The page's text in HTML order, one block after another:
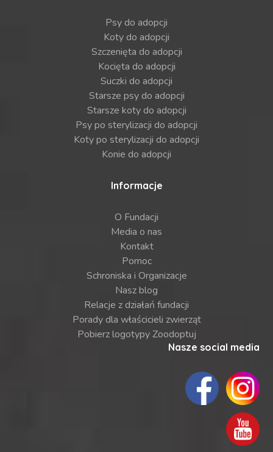
Psy do adopcji
Koty do adopcji
Szczenięta do adopcji
Kocięta do adopcji
Suczki do adopcji
Starsze psy do adopcji
Starsze koty do adopcji
Psy po sterylizacji do adopcji
Koty po sterylizacji do adopcji
Konie do adopcji
Informacje
O Fundacji
Media o nas
Kontakt
Pomoc
Schroniska i Organizacje
Nasz blog
Relacje z działań fundacji
Porady dla właścicieli zwierząt
Pobierz logotypy Zoodoptuj
Nasze social media